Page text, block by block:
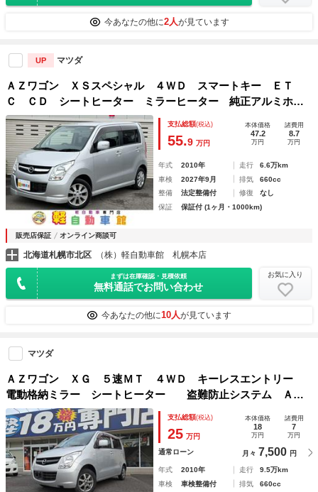
今あなたの他に2人が見ています
UP マツダ
ＡＺワゴン ＸＳスペシャル ４ＷＤ スマートキー ＥＴ
Ｃ ＣＤ シートヒーター ミラーヒーター 純正アルミホイ
ール
支払総額(税込)
55.9 万円
本体価格
47.2
万円
諸費用
8.7
万円
年式 2010年 走行
6.6万km
車検
2027年9月 排気
660cc
整備
法定整備付 修復
なし
保証
保証付 (1ヶ月・1000km)
販売店保証 オンライン商談可
北海道札幌市北区 （株）軽自動車館 札幌本店
まずは在庫確認・見積依頼
無料通話でお問い合わせ
お気に入り
今あなたの他に10人が見ています
マツダ
ＡＺワゴン ＸＧ ５速ＭＴ ４ＷＤ キーレスエントリー
電動格納ミラー シートヒーター 盗難防止システム ＡＢ
Ｓ ＣＤ アルミホイール 衝突安全ボディ エアコン パワ
ーステアリング パワーウィンドウ
支払総額(税込)
25 万円
本体価格
18
万円
諸費用
7
万円
通常ローン 月々 7,500 円
年式 2010年 走行
9.5万km
車検
車検整備付 排気
660cc